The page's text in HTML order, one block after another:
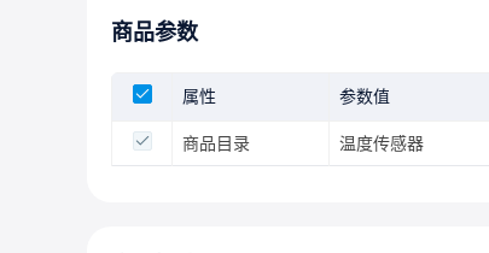
商品参数
属性 参数值
商品目录 温度传感器